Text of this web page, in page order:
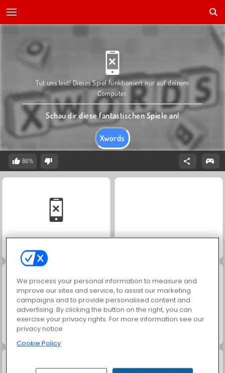
Xwords
Tut uns leid! Dieses Spiel funktioniert nur auf deinem
Computer.
Schau dir diese fantastischen Spiele an!
86%
Solitaire Social
We process your personal information to measure and
improve our sites and service, to assist our marketing
campaigns and to provide personalised content and
advertising. By clicking the button on the right, you can
exercise your privacy rights. For more information see our
privacy notice
Cookie Policy